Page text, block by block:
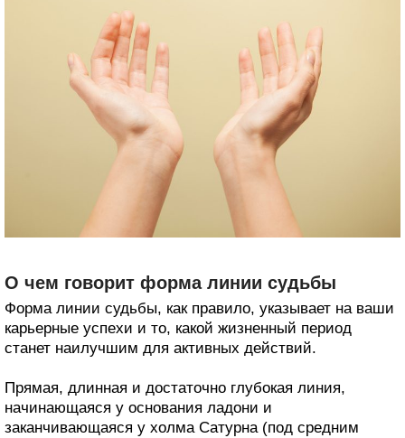
О чем говорит форма линии судьбы
Форма линии судьбы, как правило, указывает на ваши
карьерные успехи и то, какой жизненный период
станет наилучшим для активных действий.
Прямая, длинная и достаточно глубокая линия,
начинающаяся у основания ладони и
заканчивающаяся у холма Сатурна (под средним